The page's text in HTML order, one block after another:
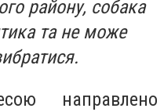
району, собака
та не може
направлено